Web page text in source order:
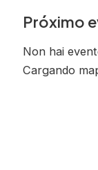
Próximo
Non hai
Cargando